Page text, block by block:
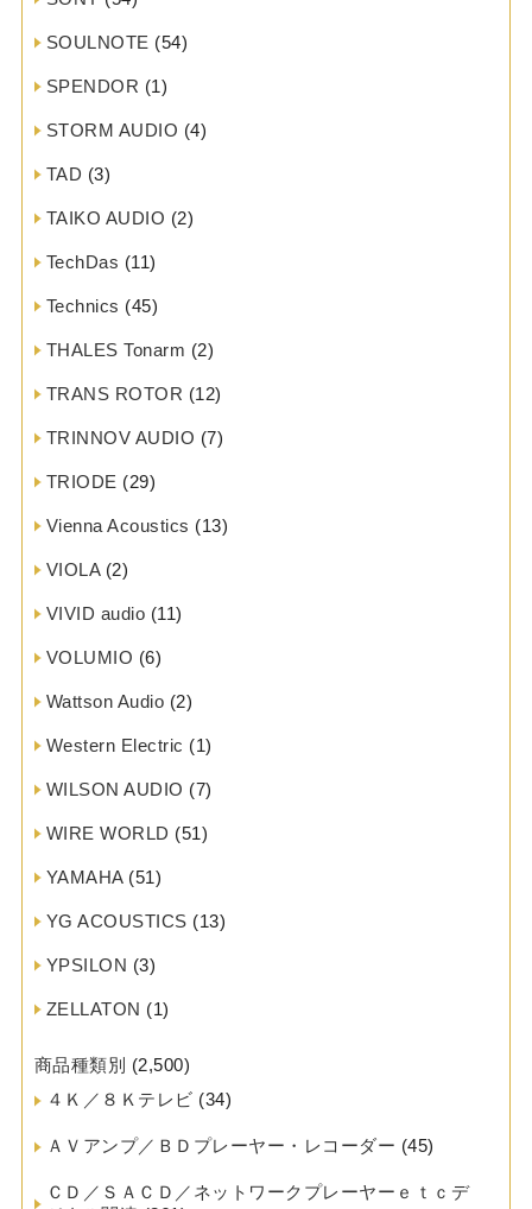
SOULNOTE (54)
SPENDOR (1)
STORM AUDIO (4)
TAD (3)
TAIKO AUDIO (2)
TechDas (11)
Technics (45)
THALES Tonarm (2)
TRANS ROTOR (12)
TRINNOV AUDIO (7)
TRIODE (29)
Vienna Acoustics (13)
VIOLA(2)
VIVID audio (11)
VOLUMIO (6)
Wattson Audio (2)
Western Electric (1)
WILSON AUDIO (7)
WIRE WORLD (51)
YAMAHA(51)
YG ACOUSTICS (13)
YPSILON (3)
ZELLATON (1)
商品種類別 (2,500)
４Ｋ／８Ｋテレビ (34)
ＡＶアンプ／ＢＤプレーヤー・レコーダー (45)
ＣＤ／ＳＡＣＤ／ネットワークプレーヤーｅｔｃデ